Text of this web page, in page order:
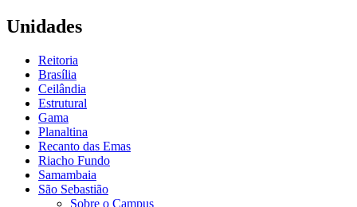
Unidades
Reitoria
Brasília
Ceilândia
Estrutural
Gama
Planaltina
Recanto das Emas
Riacho Fundo
Samambaia
São Sebastião
Sobre o Campus